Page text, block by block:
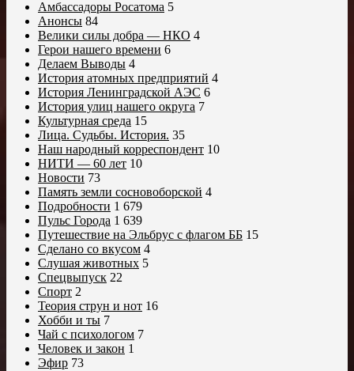
Амбассадоры Росатома 5
Анонсы 84
Велики силы добра — НКО 4
Герои нашего времени 6
Делаем Выводы 4
История атомных предприятий 4
История Ленинградской АЭС 6
История улиц нашего округа 7
Культурная среда 15
Лица. Судьбы. История. 35
Наш народный корреспондент 10
НИТИ — 60 лет 10
Новости 73
Память земли сосновоборской 4
Подробности 1 679
Пульс Города 1 639
Путешествие на Эльбрус с флагом ББ 15
Сделано со вкусом 4
Слушая животных 5
Спецвыпуск 22
Спорт 2
Теория струн и нот 16
Хобби и ты 7
Чай с психологом 7
Человек и закон 1
Эфир 73